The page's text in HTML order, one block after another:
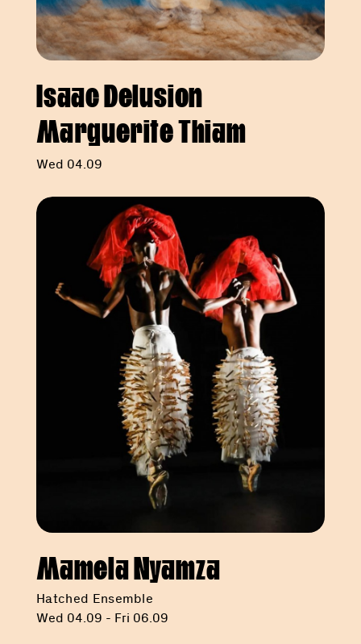
Isaac Delusion
Marguerite Thiam
Wed 04.09
Mamela Nyamza
Hatched Ensemble
Wed 04.09 - Fri 06.09